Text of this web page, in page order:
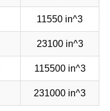
11550 in^3
23100 in^3
115500 in^3
231000 in^3